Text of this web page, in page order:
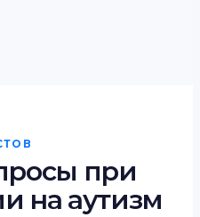
при
на аутизм